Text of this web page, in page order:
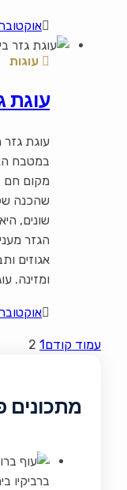
אוקטובר 5, 2024
עוגות
עוגת
עוגת גזר
במטבח
מקום חם
שהכנה
שונים,
הגזר
אגוזים
ומזינה.
אוקטובר 4, 2024
עמוד קודם 1
2
מתכונים